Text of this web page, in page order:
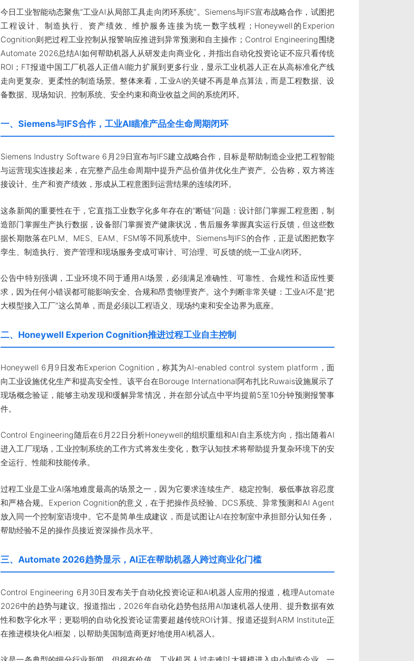
今日工业智能动态聚焦“工业AI从局部工具走向闭环系统”。Siemens与IFS宣布战略合作，试图把
工程设计、制造执行、资产绩效、维护服务连接为统一数字线程；Honeywell的Experion
Cognition则把过程工业控制从报警响应推进到异常预测和自主操作；Control Engineering围绕
Automate 2026总结AI如何帮助机器人从研发走向商业化，并指出自动化投资论证不应只看传统
ROI；FT报道中国工厂机器人正借AI能力扩展到更多行业，显示工业机器人正在从高标准化产线
走向更复杂、更柔性的制造场景。整体来看，工业AI的关键不再是单点算法，而是工程数据、设
备数据、现场知识、控制系统、安全约束和商业收益之间的系统闭环。
一、Siemens与IFS合作，工业AI瞄准产品全生命周期闭环
Siemens Industry Software 6月29日宣布与IFS建立战略合作，目标是帮助制造企业把工程智能
与运营现实连接起来，在完整产品生命周期中提升产品价值并优化生产资产。公告称，双方将连
接设计、生产和资产绩效，形成从工程意图到运营结果的连续闭环。
这条新闻的重要性在于，它直指工业数字化多年存在的“断链”问题：设计部门掌握工程意图，制
造部门掌握生产执行数据，设备部门掌握资产健康状况，售后服务掌握真实运行反馈，但这些数
据长期散落在PLM、MES、EAM、FSM等不同系统中。Siemens与IFS的合作，正是试图把数字
孪生、制造执行、资产管理和现场服务变成可审计、可治理、可反馈的统一工业AI闭环。
公告中特别强调，工业环境不同于通用AI场景，必须满足准确性、可靠性、合规性和适应性要
求，因为任何小错误都可能影响安全、合规和昂贵物理资产。这个判断非常关键：工业AI不是“把
大模型接入工厂”这么简单，而是必须以工程语义、现场约束和安全边界为底座。
二、Honeywell Experion Cognition推进过程工业自主控制
Honeywell 6月9日发布Experion Cognition，称其为AI-enabled control system platform，面
向工业设施优化生产和提高安全性。该平台在Borouge International阿布扎比Ruwais设施展示了
现场概念验证，能够主动发现和缓解异常情况，并在部分试点中平均提前5至10分钟预测报警事
件。
Control Engineering随后在6月22日分析Honeywell的组织重组和AI自主系统方向，指出随着AI
进入工厂现场，工业控制系统的工作方式将发生变化，数字认知技术将帮助提升复杂环境下的安
全运行、性能和技能传承。
过程工业是工业AI落地难度最高的场景之一，因为它要求连续生产、稳定控制、极低事故容忍度
和严格合规。Experion Cognition的意义，在于把操作员经验、DCS系统、异常预测和AI Agent
放入同一个控制室语境中。它不是简单生成建议，而是试图让AI在控制室中承担部分认知任务，
帮助经验不足的操作员接近资深操作员水平。
三、Automate 2026趋势显示，AI正在帮助机器人跨过商业化门槛
Control Engineering 6月30日发布关于自动化投资论证和AI机器人应用的报道，梳理Automate
2026中的趋势与建议。报道指出，2026年自动化趋势包括用AI加速机器人使用、提升数据有效
性和数字化水平；更聪明的自动化投资论证需要超越传统ROI计算。报道还提到ARM Institute正
在推进模块化AI框架，以帮助美国制造商更好地使用AI机器人。